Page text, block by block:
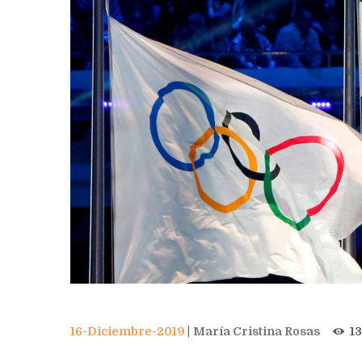
16-Diciembre-2019 María Cristina Rosas